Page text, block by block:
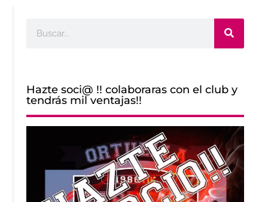
Hazte soci@ !! colaboraras con el club y
tendrás mil ventajas!!